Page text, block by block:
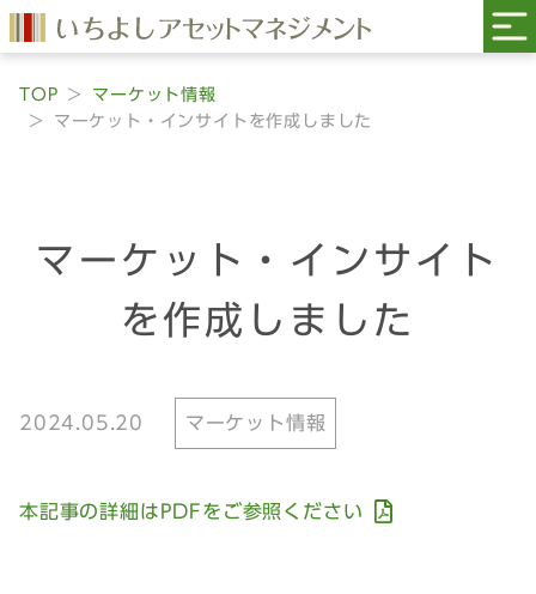
TOP
マーケット情報
マーケット・インサイトを作成しました
マーケット・インサイト
を作成しました
2024.05.20 マーケット情報
本記事の詳細はPDFをご参照ください